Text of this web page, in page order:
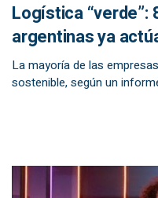
Logística “verde”:
argentinas ya
La mayoría de las
sostenible, según un